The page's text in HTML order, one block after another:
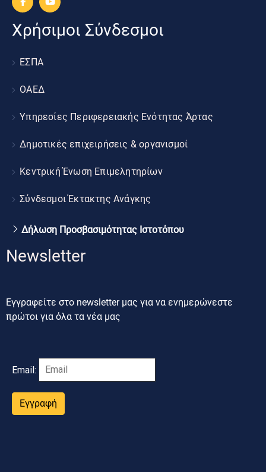
Χρήσιμοι Σύνδεσμοι
ΕΣΠΑ
ΟΑΕΔ
Υπηρεσίες Περιφερειακής Ενότητας Άρτας
Δημοτικές επιχειρήσεις & οργανισμοί
Κεντρική Ένωση Επιμελητηρίων
Σύνδεσμοι Έκτακτης Ανάγκης
Δήλωση Προσβασιμότητας Ιστοτόπου
Newsletter
Εγγραφείτε στο newsletter μας για να ενημερώνεστε
πρώτοι για όλα τα νέα μας
Email:
Εγγραφή